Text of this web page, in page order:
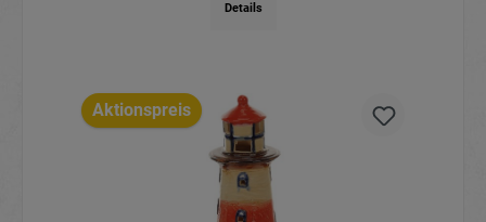
Details
Aktionspreis